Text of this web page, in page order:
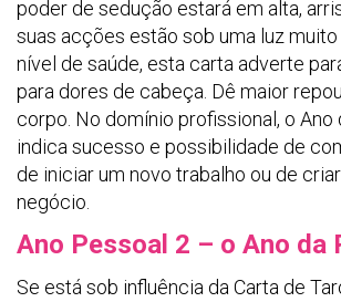
poder de sedução estará em alta,
suas acções estão sob uma luz
nível de saúde, esta carta adverte
para dores de cabeça. Dê maior
corpo. No domínio profissional, o Ano
indica sucesso e possibilidade de
de iniciar um novo trabalho ou de
negócio.
Ano Pessoal 2 – o Ano da
Se está sob influência da Carta de